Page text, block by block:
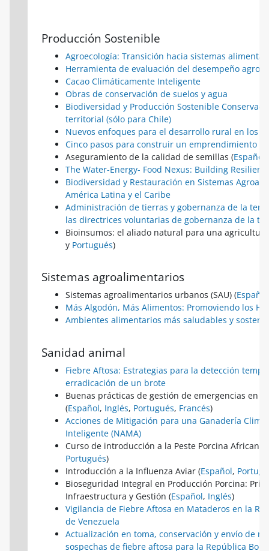
Producción Sostenible
Agroecología: Transición hacia sistemas
Herramienta de evaluación del desempeño
Cacao Climáticamente Inteligente
Obras de conservación de suelos y agua
Biodiversidad y Producción Sostenible
territorial (sólo para Chile)
Nuevos enfoques para el desarrollo rural en los
Cinco pasos para construir un emprendimiento
Aseguramiento de la calidad de semillas (Español
The Water-Energy- Food Nexus: Building
Biodiversidad y Restauración en Sistemas
América Latina y el Caribe
Administración de tierras y gobernanza de la
las directrices voluntarias de gobernanza de la
Bioinsumos: el aliado natural para una
y Portugués)
Sistemas agroalimentarios
Sistemas agroalimentarios urbanos (SAU) (Español
Más Algodón, Más Alimentos: Promoviendo los
Ambientes alimentarios más saludables y
Sanidad animal
Fiebre Aftosa: Estrategias para la detección
erradicación de un brote
Buenas prácticas de gestión de emergencias en
(Español, Inglés, Portugués, Francés)
Acciones de Mitigación para una Ganadería
Inteligente (NAMA)
Curso de introducción a la Peste Porcina Africana (
Portugués)
Introducción a la Influenza Aviar (Español,
Bioseguridad Integral en Producción Porcina:
Infraestructura y Gestión (Español, Inglés)
Vigilancia de Fiebre Aftosa en Mataderos en la
de Venezuela
Actualización en toma, conservación y envío de
sospechas de fiebre aftosa para la República